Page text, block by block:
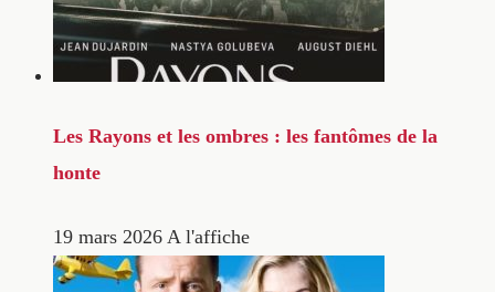
Les Rayons et les ombres : les fantômes de la
honte
19 mars 2026 A l'affiche